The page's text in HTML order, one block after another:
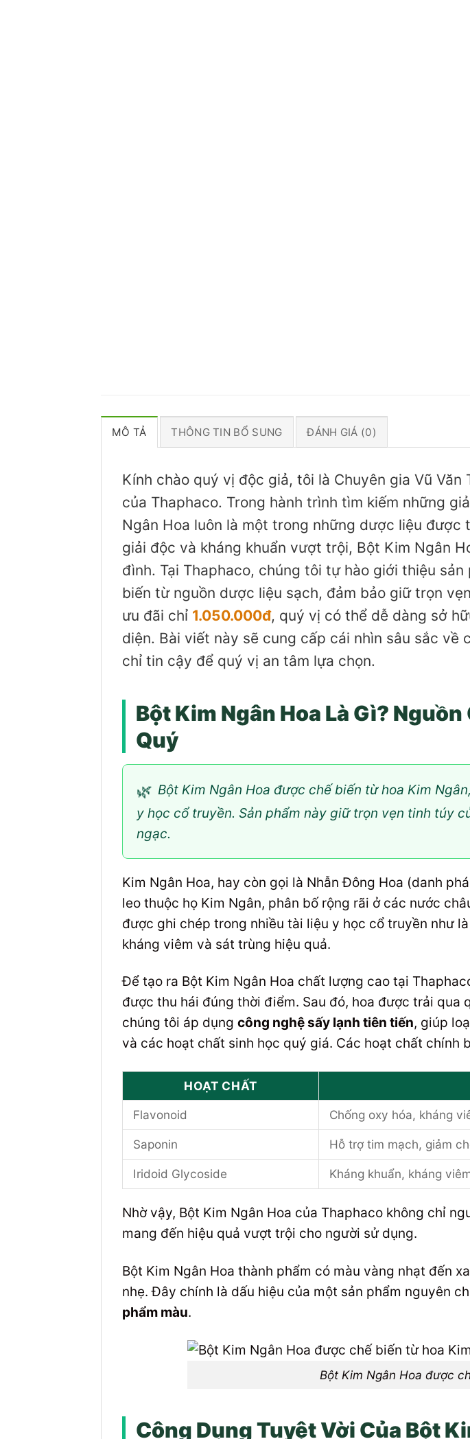
MÔ TẢ THÔNG TIN BỔ SUNG ĐÁNH GIÁ (0)
Kính chào quý vị độc giả, tôi là Chuyên gia Vũ
của Thaphaco. Trong hành trình tìm kiếm những
Ngân Hoa luôn là một trong những dược liệu
giải độc và kháng khuẩn vượt trội, Bột Kim Ngân
đình. Tại Thaphaco, chúng tôi tự hào giới thiệu
biến từ nguồn dược liệu sạch, đảm bảo giữ trọn
ưu đãi chỉ 1.050.000đ, quý vị có thể dễ dàng sở
diện. Bài viết này sẽ cung cấp cái nhìn sâu sắc
chỉ tin cậy để quý vị an tâm lựa chọn.
Bột Kim Ngân Hoa Là Gì?
Quý
🌿 Bột Kim Ngân Hoa được chế biến từ hoa Kim
y học cổ truyền. Sản phẩm này giữ trọn vẹn tinh túy
ngạc.
Kim Ngân Hoa, hay còn gọi là Nhẫn Đông Hoa (danh
leo thuộc họ Kim Ngân, phân bố rộng rãi ở các nước
được ghi chép trong nhiều tài liệu y học cổ truyền như
kháng viêm và sát trùng hiệu quả.
Để tạo ra Bột Kim Ngân Hoa chất lượng cao tại
được thu hái đúng thời điểm. Sau đó, hoa được trải
chúng tôi áp dụng công nghệ sấy lạnh tiên tiến, giúp
và các hoạt chất sinh học quý giá. Các hoạt chất chính
HOẠT CHẤT
Flavonoid
Chống oxy hóa, kháng
Saponin Hỗ trợ tim mạch, giảm
Iridoid Glycoside Kháng khuẩn, kháng
Nhờ vậy, Bột Kim Ngân Hoa của Thaphaco không chỉ
mang đến hiệu quả vượt trội cho người sử dụng.
Bột Kim Ngân Hoa thành phẩm có màu vàng nhạt đến
nhẹ. Đây chính là dấu hiệu của một sản phẩm nguyên
phẩm màu.
Bột Kim Ngân Hoa được
Công Dụng Tuyệt Vời Của Bột